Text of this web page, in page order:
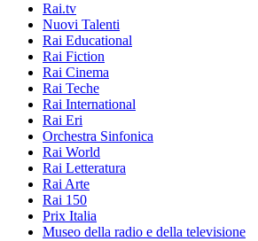
Rai.tv
Nuovi Talenti
Rai Educational
Rai Fiction
Rai Cinema
Rai Teche
Rai International
Rai Eri
Orchestra Sinfonica
Rai World
Rai Letteratura
Rai Arte
Rai 150
Prix Italia
Museo della radio e della televisione